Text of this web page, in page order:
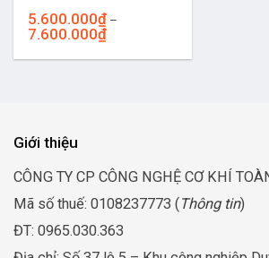
5.600.000₫ –
7.600.000₫Khoảng
Giới thiệu
CÔNG TY CP CÔNG NGHỆ CƠ KHÍ
Mã số thuế: 0108237773 ( Thông tin)
ĐT: 0965.030.363